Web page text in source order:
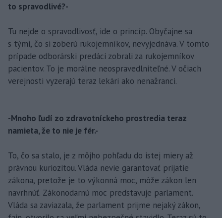
to spravodlivé?-
Tu nejde o spravodlivosť, ide o princíp. Obyčajne sa
s tými, čo si zoberú rukojemníkov, nevyjednáva. V tomto
prípade odborárski predáci zobrali za rukojemníkov
pacientov. To je morálne neospravedlniteľné. V očiach
verejnosti vyzerajú teraz lekári ako nenažranci.
-Mnoho ľudí zo zdravotníckeho prostredia teraz
namieta, že to nie je fér.-
To, čo sa stalo, je z môjho pohľadu do istej miery až
právnou kuriozitou. Vláda nevie garantovať prijatie
zákona, pretože je to výkonná moc, môže zákon len
navrhnúť. Zákonodarnú moc predstavuje parlament.
Vláda sa zaviazala, že parlament prijme nejaký zákon,